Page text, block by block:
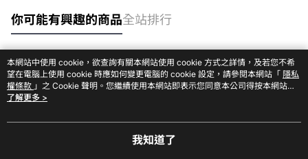
你可能有興趣的商品全站排行
熱門標籤
本網站中使用 cookie，欲查詢有關本網站使用 cookie 方式之詳情，及若您不希
望在電腦上使用 cookie 時應如何變更電腦的 cookie 設定，請參閱本網站「 隱私
權條款 」之 Cookie 聲明。您繼續使用本網站即表示您同意本公司得按本網站使
用條款之 Cookie 聲明使用 cookie。
了解更多 >
我知道了